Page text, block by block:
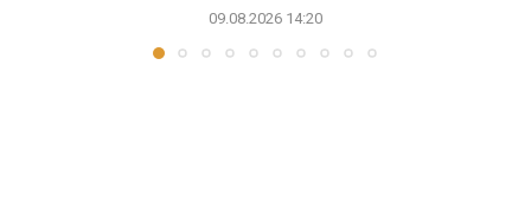
09.08.2026 14:20